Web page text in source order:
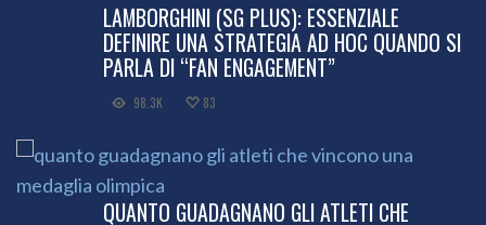
LAMBORGHINI (SG PLUS): ESSENZIALE
DEFINIRE UNA STRATEGIA AD HOC QUANDO SI
PARLA DI “FAN ENGAGEMENT”
98.3K 83
QUANTO GUADAGNANO GLI ATLETI CHE